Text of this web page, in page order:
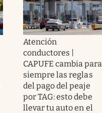
Atención
conductores |
CAPUFE cambia para
siempre las reglas
del pago del peaje
por TAG: esto debe
llevar tu auto en el